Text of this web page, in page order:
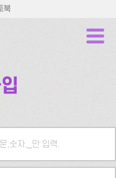
북
,숫자,_만 입력.